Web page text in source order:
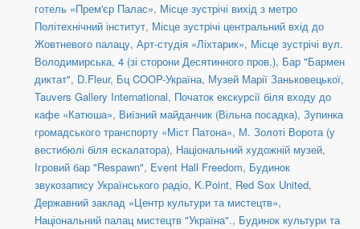
готель «Прем'єр Палас», Місце зустрічі вихід з метро
Політехнічний інститут, Місце зустрічі центральний вхід до
Жовтневого палацу, Арт-студія «Ліхтарик», Місце зустрічі вул.
Володимирська, 4 (зі сторони Десятинного пров.), Бар "Бармен
диктат", D.Fleur, Бц COOP-Україна, Музей Марії Заньковецької,
Tauvers Gallery International, Початок екскурсії біля входу до
кафе «Катюша», Виїзний майданчик (Вільна посадка), Зупинка
громадського транспорту «Міст Патона», М. Золоті Ворота (у
вестибюлі біля ескалатора), Національний художній музей,
Ігровий бар "Respawn", Event Hall Freedom, Будинок
звукозапису Українського радіо, K.Point, Red Sox United,
Державний заклад «Центр культури та мистецтв»,
Національний палац мистецтв "Україна"., Будинок культури та